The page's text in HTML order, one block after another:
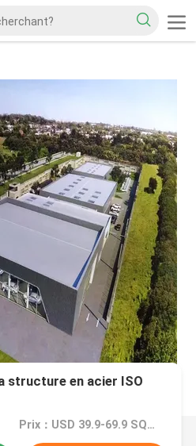
structure en acier ISO
Prix：USD 39.9-69.9 SQM